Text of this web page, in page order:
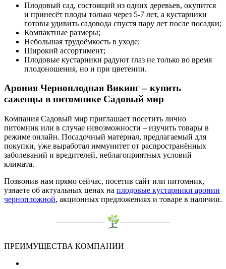
Плодовый сад, состоящий из одних деревьев, окупится
и принесёт плоды только через 5-7 лет, а кустарники
готовы удивить садовода спустя пару лет после посадки;
Компактные размеры;
Небольшая трудоёмкость в уходе;
Широкий ассортимент;
Плодовые кустарники радуют глаз не только во время
плодоношения, но и при цветении.
Арония Черноплодная Викинг – купить
саженцы в питомнике Садовый мир
Компания Садовый мир приглашает посетить лично
питомник или в случае невозможности – изучить товары в
режиме онлайн. Посадочный материал, предлагаемый для
покупки, уже выработал иммунитет от распространённых
заболеваний и вредителей, неблагоприятных условий
климата.
Позвонив нам прямо сейчас, посетив сайт или питомник,
узнаете об актуальных ценах на плодовые кустарники аронии
чернопложной, акционных предложениях и товаре в наличии.
ПРЕИМУЩЕСТВА КОМПАНИИ